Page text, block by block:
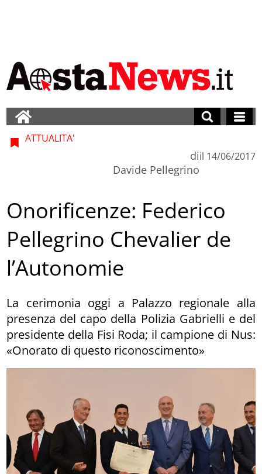
ATTUALITA'
di
Davide Pellegrino
il 14/06/2017
Onorificenze: Federico
Pellegrino Chevalier de
l’Autonomie
La cerimonia oggi a Palazzo regionale alla
presenza del capo della Polizia Gabrielli e del
presidente della Fisi Roda; il campione di Nus:
«Onorato di questo riconoscimento»